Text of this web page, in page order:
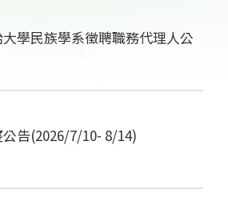
大學民族學系徵聘職務代理人公
告(2026/7/10- 8/14)